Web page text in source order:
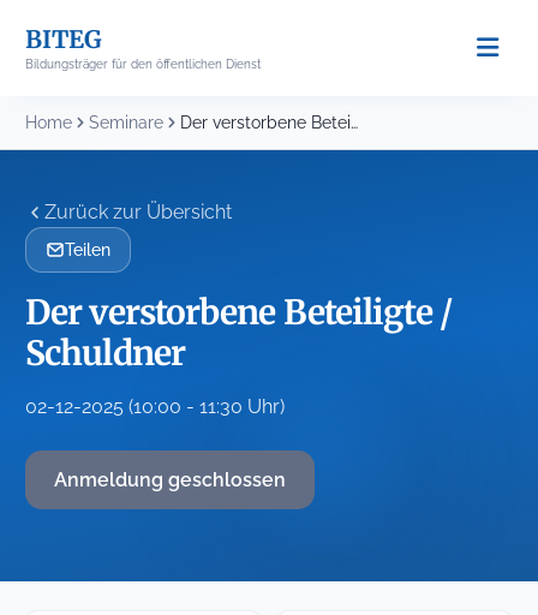
content
BITEG
Bildungsträger für den öffentlichen Dienst
Home Seminare Der verstorbene Beteiligte / Schuldner
Zurück zur Übersicht
Teilen
Der verstorbene Beteiligte /
Schuldner
02-12-2025 (10:00 - 11:30 Uhr)
Anmeldung geschlossen